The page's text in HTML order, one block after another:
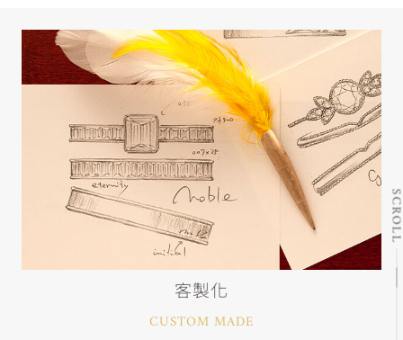
客製化
CUSTOM MADE